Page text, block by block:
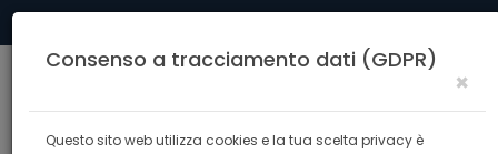
Consenso a tracciamento dati (GDPR)
×
Questo sito web utilizza cookies e la tua scelta privacy è